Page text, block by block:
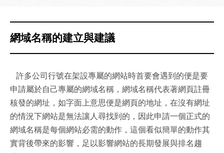
網域名稱的建立與建議
許多公司行號在架設專屬的網站時首要會遇到的便是要
申請屬於自己專屬的網域名稱，網域名稱代表著網頁註冊
核發的網址，如字面上意思便是網頁的地址，在沒有網址
的情況下網站是無法讓人尋找到的，因此申請一個正式的
網域名稱是每個網站必需的動作，這個看似簡單的動作其
實背後帶來的影響，足以影響網站的長期發展與排名趨